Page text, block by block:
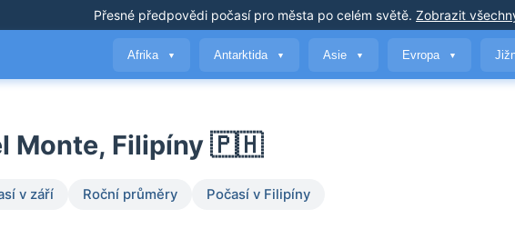
Přesné předpovědi počasípro města po celém světě. Zobrazit
Afrika ▼ Antarktida ▼ Asie ▼ Evropa ▼
Monte, Filipíny 🇵🇭
v září Roční průměry Počasí v Filipíny